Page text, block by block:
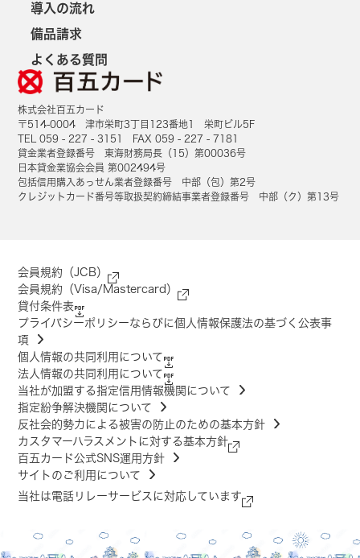
導入の流れ
備品請求
よくある質問
株式会社百五カード
〒514-0004 津市栄町3丁目123番地1 栄町ビル5F
TEL 059 - 227 - 3151 FAX 059 - 227 - 7181
貸金業者登録番号 東海財務局長（15）第00036号
日本貸金業協会会員 第002494号
包括信用購入あっせん業者登録番号 中部（包）第2号
クレジットカード番号等取扱契約締結事業者登録番号 中部（ク）第13号
会員規約（JCB）
会員規約（Visa/Mastercard）
貸付条件表
プライバシーポリシーならびに個人情報保護法の基づく公表事
項
個人情報の共同利用について
法人情報の共同利用について
当社が加盟する指定信用情報機関について
指定紛争解決機関について
反社会的勢力による被害の防止のための基本方針
カスタマーハラスメントに対する基本方針
百五カード公式SNS運用方針
サイトのご利用について
当社は電話リレーサービスに対応しています